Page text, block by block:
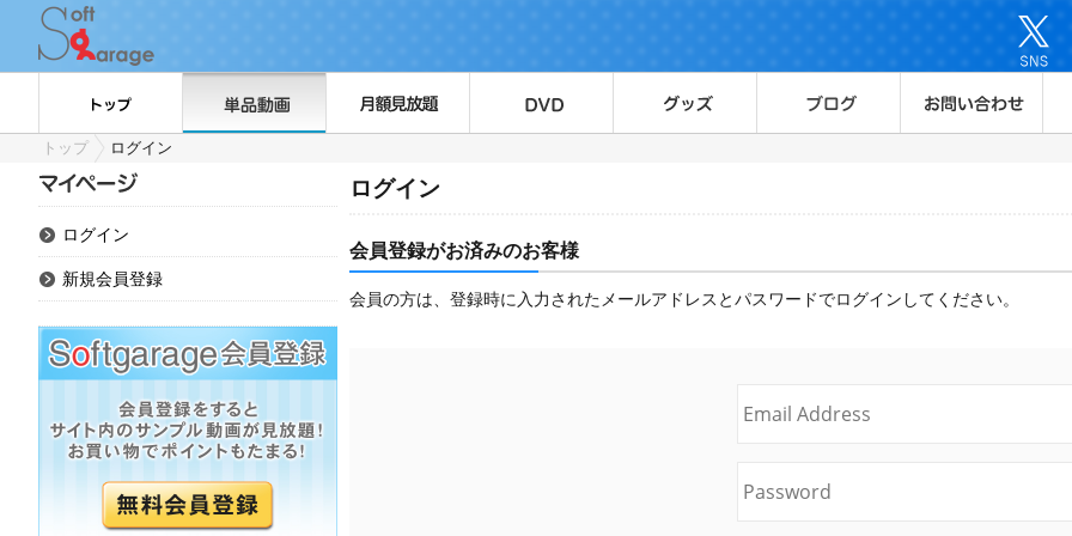
トップ ログイン
ログイン
新規会員登録
ログイン
会員登録がお済みのお客様
会員の方は、登録時に入力されたメールアドレスとパスワードでログインしてください。